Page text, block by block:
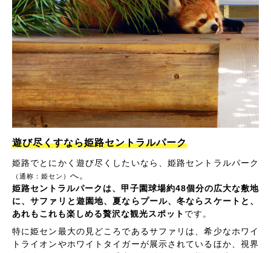
遊び尽くすなら姫路セントラルパーク
姫路でとにかく遊び尽くしたいなら、姫路セントラルパーク
（通称：姫セン） へ。
姫路セントラルパークは、甲子園球場約48個分の広大な敷地
に、サファリと遊園地、夏ならプール、冬ならスケートと、
あれもこれも楽しめる贅沢な観光スポット です。
特に姫セン最大の見どころであるサファリは、希少なホワイ
トライオンやホワイトタイガーが展示されているほか、視界